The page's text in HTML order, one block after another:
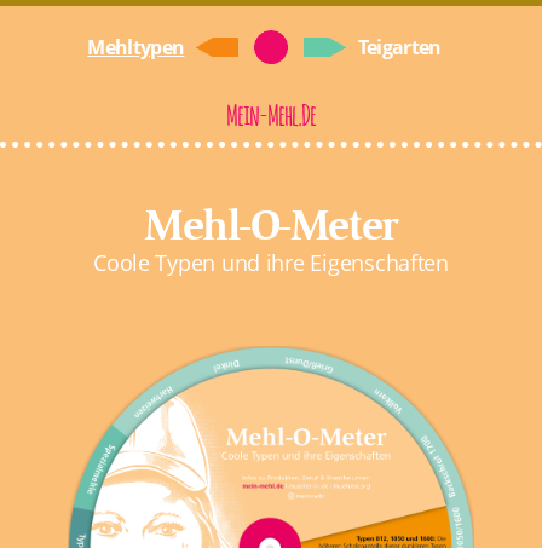
Mehltypen Teigarten
Mein-Mehl.de
Mehl-O-Meter
Coole Typen und ihre Eigenschaften